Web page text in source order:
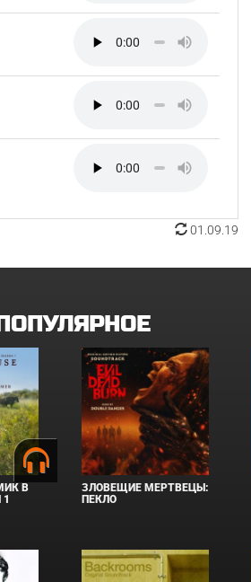
01.09.19
В
ЗЛОВЕЩИЕ МЕРТВЕЦЫ:
ПЕКЛО